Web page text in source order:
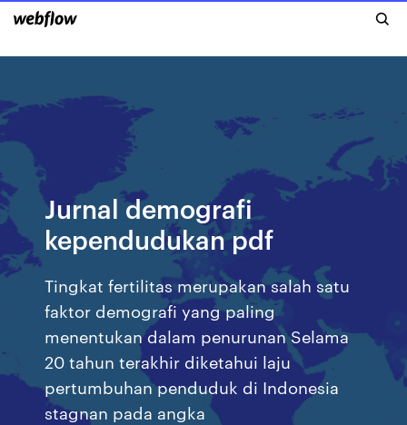
Jurnal demografi
kependudukan pdf
Tingkat fertilitas merupakan salah satu
faktor demografi yang paling
menentukan dalam penurunan Selama
20 tahun terakhir diketahui laju
pertumbuhan penduduk di Indonesia
stagnan pada angka